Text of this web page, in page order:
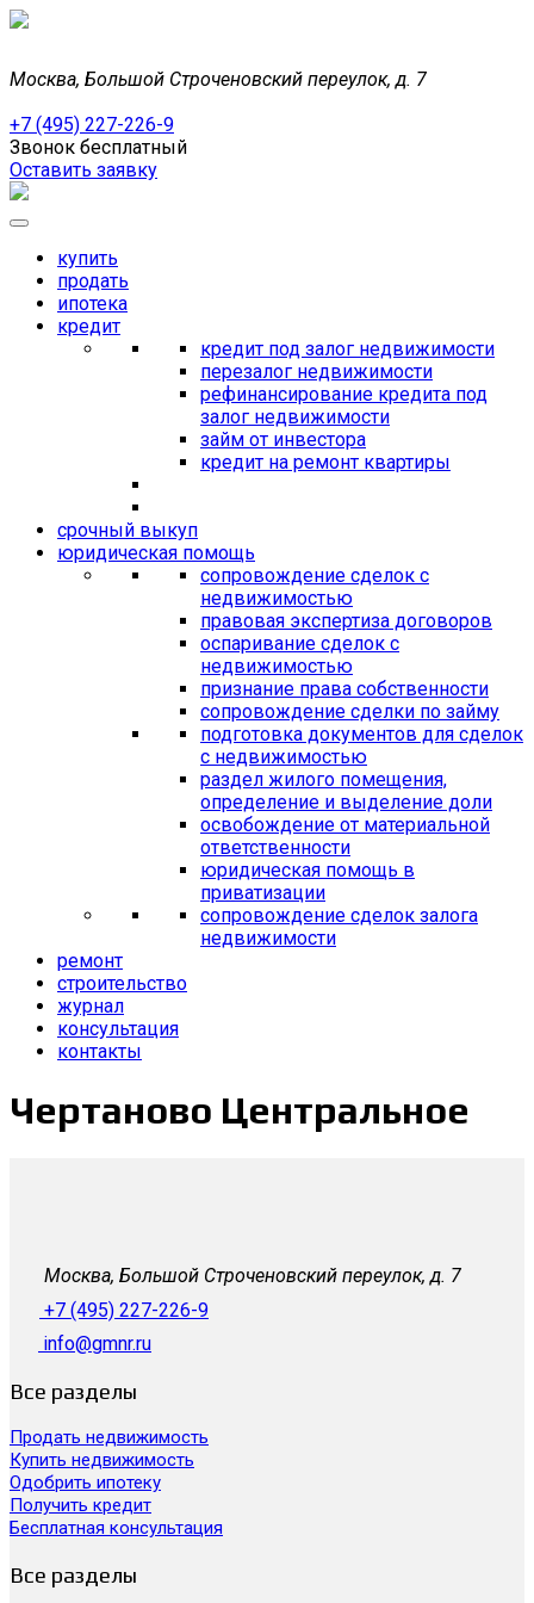
Москва, Большой Строченовский переулок, д. 7
+7 (495) 227-226-9
Звонок бесплатный
Оставить заявку
купить
продать
ипотека
кредит
кредит под залог недвижимости
перезалог недвижимости
рефинансирование кредита под
залог недвижимости
займ от инвестора
кредит на ремонт квартиры
срочный выкуп
юридическая помощь
сопровождение сделок с
недвижимостью
правовая экспертиза договоров
оспаривание сделок с
недвижимостью
признание права собственности
сопровождение сделки по займу
подготовка документов для сделок
с недвижимостью
раздел жилого помещения,
определение и выделение доли
освобождение от материальной
ответственности
юридическая помощь в
приватизации
сопровождение сделок залога
недвижимости
ремонт
строительство
журнал
консультация
контакты
Чертаново Центральное
Москва, Большой Строченовский переулок, д. 7
+7 (495) 227-226-9
info@gmnr.ru
Все разделы
Продать недвижимость
Купить недвижимость
Одобрить ипотеку
Получить кредит
Бесплатная консультация
Все разделы